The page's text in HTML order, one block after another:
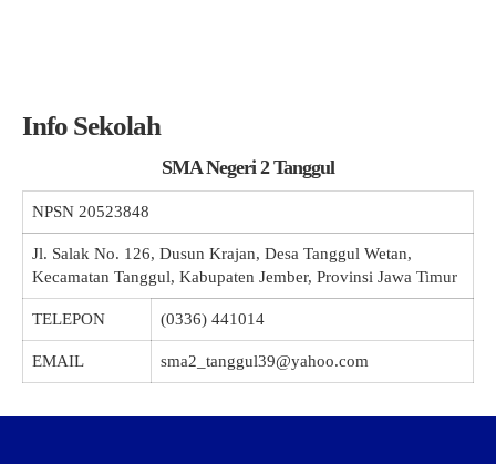
Info Sekolah
SMA Negeri 2 Tanggul
NPSN 20523848
Jl. Salak No. 126, Dusun Krajan, Desa Tanggul Wetan,
Kecamatan Tanggul, Kabupaten Jember, Provinsi Jawa Timur
TELEPON (0336) 441014
EMAIL sma2_tanggul39@yahoo.com